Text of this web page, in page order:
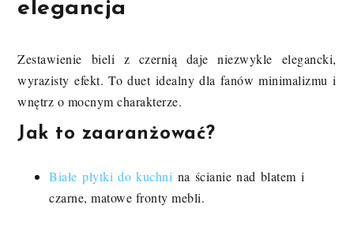
elegancja
Zestawienie bieli z czernią daje niezwykle elegancki,
wyrazisty efekt. To duet idealny dla fanów minimalizmu i
wnętrz o mocnym charakterze.
Jak to zaaranżować?
Białe płytki do kuchni na ścianie nad blatem i
czarne, matowe fronty mebli.